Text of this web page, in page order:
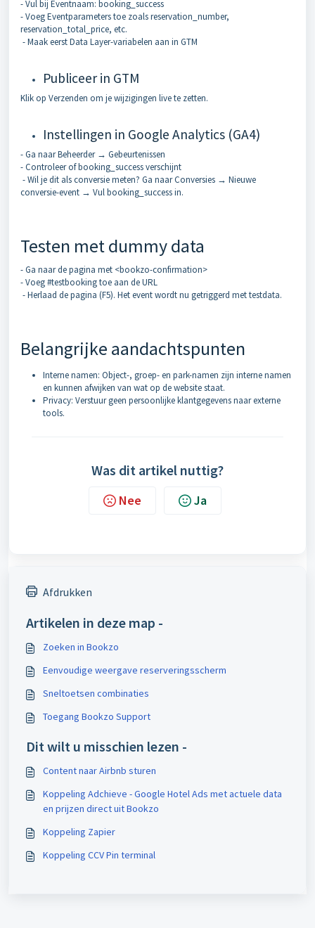
- Vul bij Eventnaam: booking_success
- Voeg Eventparameters toe zoals reservation_number,
reservation_total_price, etc.
- Maak eerst Data Layer-variabelen aan in GTM
Publiceer in GTM
Klik op Verzenden om je wijzigingen live te zetten.
Instellingen in Google Analytics (GA4)
- Ga naar Beheerder → Gebeurtenissen
- Controleer of booking_success verschijnt
- Wil je dit als conversie meten? Ga naar Conversies → Nieuwe
conversie-event → Vul booking_success in.
Testen met dummy data
- Ga naar de pagina met <bookzo-confirmation>
- Voeg #testbooking toe aan de URL
- Herlaad de pagina (F5). Het event wordt nu getriggerd met testdata.
Belangrijke aandachtspunten
Interne namen: Object-, groep- en park-namen zijn interne namen
en kunnen afwijken van wat op de website staat.
Privacy: Verstuur geen persoonlijke klantgegevens naar externe
tools.
Was dit artikel nuttig?
Nee Ja
Afdrukken
Artikelen in deze map -
Zoeken in Bookzo
Eenvoudige weergave reserveringsscherm
Sneltoetsen combinaties
Toegang Bookzo Support
Dit wilt u misschien lezen -
Content naar Airbnb sturen
Koppeling Adchieve - Google Hotel Ads met actuele data
en prijzen direct uit Bookzo
Koppeling Zapier
Koppeling CCV Pin terminal